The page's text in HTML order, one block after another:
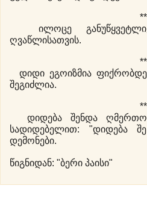
ილოცე
ღვაწლისათვის.
დიდი ეგოიზმია
შეგიძლია.
დიდება შენდა
სადიდებელით: "დიდება
დემონები.
წიგნიდან: "ბერი პაისი"